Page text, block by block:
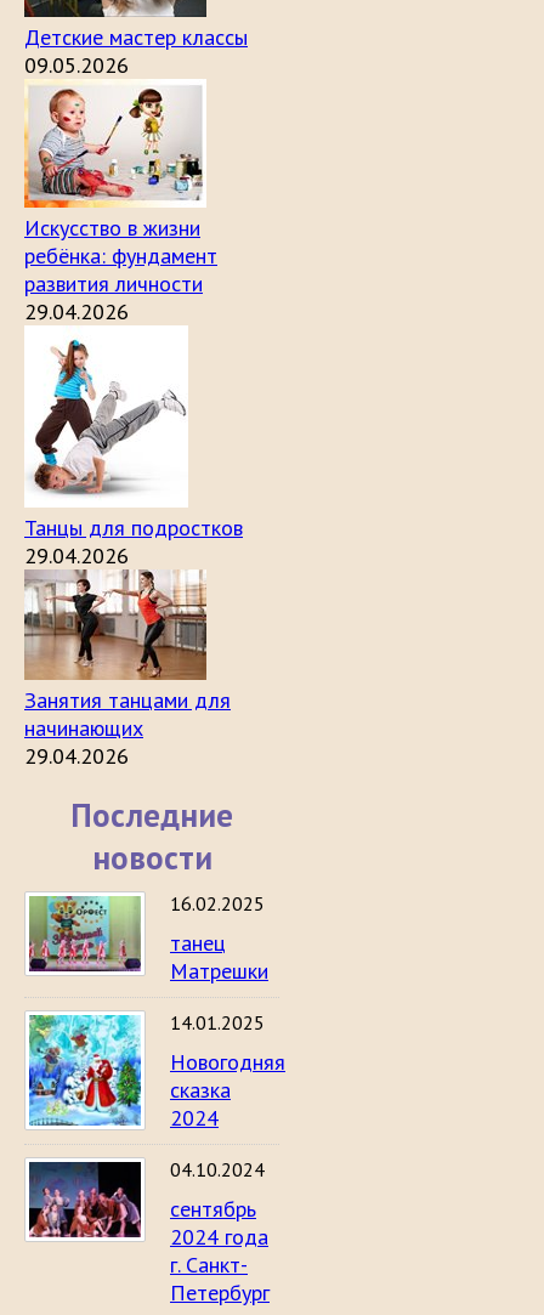
Детские мастер классы
09.05.2026
Искусство в жизни
ребёнка: фундамент
развития личности
29.04.2026
Танцы для подростков
29.04.2026
Занятия танцами для
начинающих
29.04.2026
Последние
новости
16.02.2025
танец
Матрешки
14.01.2025
Новогодняя
сказка
2024
04.10.2024
сентябрь
2024 года
г. Санкт-
Петербург